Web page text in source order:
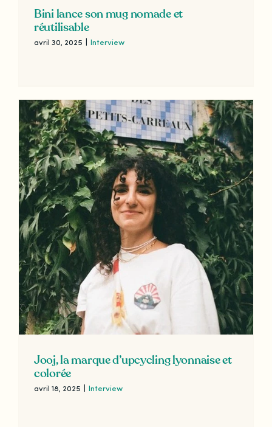
Bini lance son mug nomade et
réutilisable
avril 30, 2025 Interview
Jooj, la marque d’upcycling lyonnaise et
colorée
avril 18, 2025 Interview